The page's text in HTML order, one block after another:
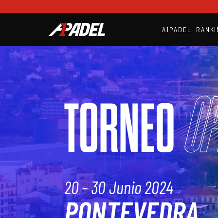
A1PADEL
TORNEO
20 - 30 Junio 2024